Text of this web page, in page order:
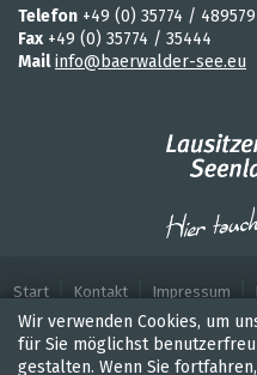
Wir verwenden Cookies, um
für Sie möglichst
gestalten. Wenn Sie
Telefon +49 (0) 35774 / 489579
Fax +49 (0) 35774 / 35444
Mail info@baerwalder-see.eu
Start Kontakt Impressum